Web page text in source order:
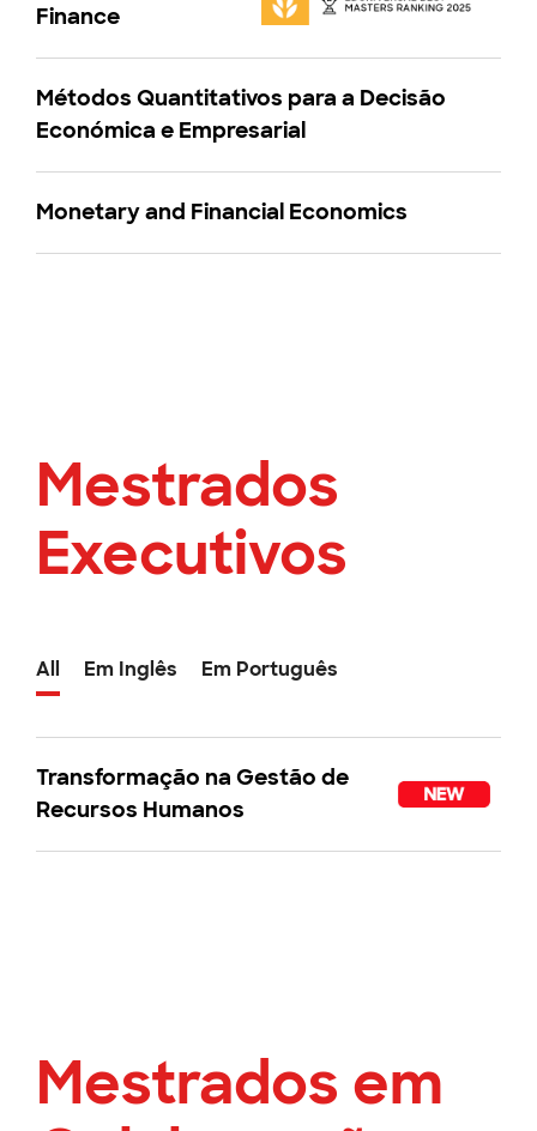
Finance
Métodos Quantitativos para a Decisão
Económica e Empresarial
Monetary and Financial Economics
Mestrados
Executivos
All Em Inglês Em Português
Transformação na Gestão de
Recursos Humanos
Mestrados em